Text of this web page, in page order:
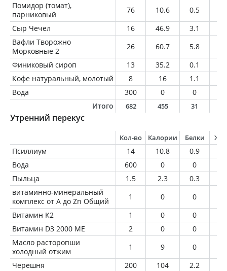
Помидор (томат),
парниковый
76 10.6 0.5
Сыр Чечел
16 46.9 3.1
Вафли Творожно
Морковные 2
26 60.7 5.8
Финиковый сироп
13 35.2 0.1
Кофе натуральный, молотый
8 16 1.1
Вода
300 0 0
Итого
682 455 31
Утренний перекус
Кол-во Калории Белки
Псиллиум 14 10.8 0.9
Вода
600 0 0
Пыльца
1.5 2.3 0.3
витаминно-минеральный
комплекс от A до Zn Общий
1 0 0
Витамин К2
1 0 0
Витамин D3 2000 МЕ
2 0 0
Масло расторопши
холодный отжим
1 9 0
Черешня
200 104 2.2